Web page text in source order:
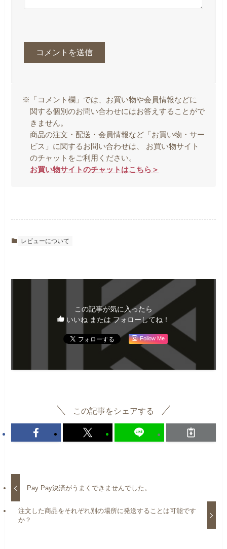
※「コメント欄」では、お買い物や会員情報などに
関する個別のお問い合わせにはお答えすることがで
きません。
商品の注文・配送・会員情報など「お買い物・サー
ビス」に関するお問い合わせは、 お買い物サイト
のチャットをご利用ください。
お買い物サイトのチャットはこちら＞
レビューについて
この記事が気に入ったら
いいね または フォローしてね！
Follow Me
この記事をシェアする
Pay Pay決済がうまくできませんでした。
注文した商品をそれぞれ別の場所に発送することは可能です
か？